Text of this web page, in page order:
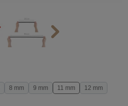
8 mm 9 mm 11 mm
12 mm